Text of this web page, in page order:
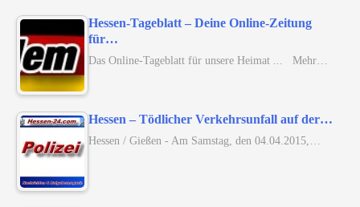
Hessen-Tageblatt – Deine Online-Zeitung
für…
Das Online-Tageblatt für unsere Heimat ... Mehr…
Hessen – Tödlicher Verkehrsunfall auf der…
Hessen / Gießen - Am Samstag, den 04.04.2015,…